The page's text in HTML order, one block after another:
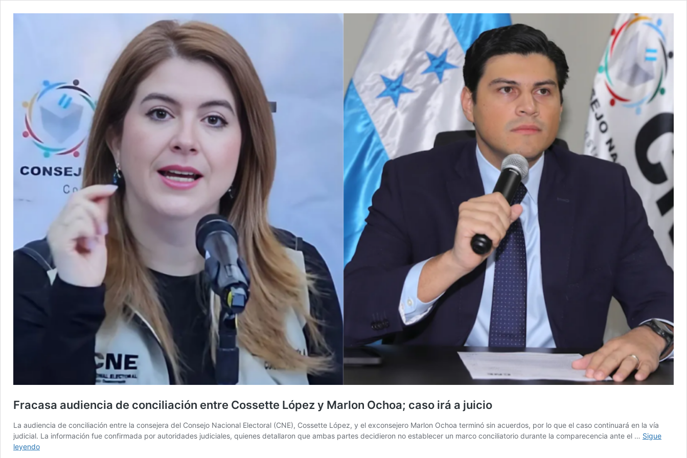
Fracasa audiencia de conciliación entre Cossette López y Marlon Ochoa; caso irá a juicio
La audiencia de conciliación entre la consejera del Consejo Nacional Electoral (CNE), Cossette López, y el exconsejero Marlon Ochoa terminó sin acuerdos, por lo que el caso continuará en la vía
judicial. La información fue confirmada por autoridades judiciales, quienes detallaron que ambas partes decidieron no establecer un marco conciliatorio durante la comparecencia ante el … Sigue
leyendoFracasa